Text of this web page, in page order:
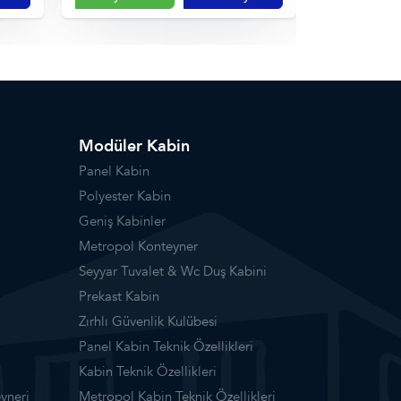
Modüler Kabin
Panel Kabin
Polyester Kabin
Geniş Kabinler
Metropol Konteyner
Seyyar Tuvalet & Wc Duş Kabini
Prekast Kabin
Zırhlı Güvenlik Kulübesi
Panel Kabin Teknik Özellikleri
Kabin Teknik Özellikleri
Metropol Kabin Teknik Özellikleri